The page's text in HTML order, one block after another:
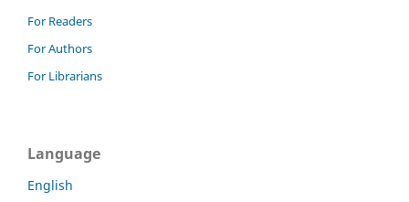
For Readers
For Authors
For Librarians
Language
English